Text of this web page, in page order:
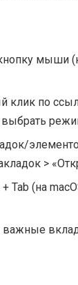
мыши
клик по
>
(на
важные